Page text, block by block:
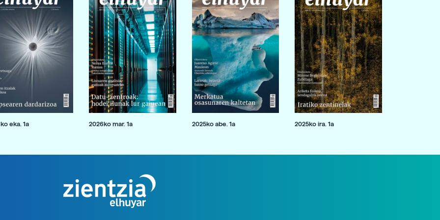
eka. 1a 2026ko mar. 1a 2025ko abe. 1a 2025ko ira. 1a